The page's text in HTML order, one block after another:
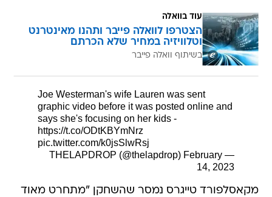
עוד בוואלה
הצטרפו לוואלה פייבר ותהנו מאינטרנט
וטלוויזיה במחיר שלא הכרתם
בשיתוף וואלה פייבר
Joe Westerman's wife Lauren was sent
graphic video before it was posted online and
says she's focusing on her kids -
https://t.co/ODtKBYmNrz
pic.twitter.com/k0jsSlwRsj
— THELAPDROP (@thelapdrop)
February
14, 2023
מקאסלפורד טייגרס נמסר שהשחקן "מתחרט מאוד